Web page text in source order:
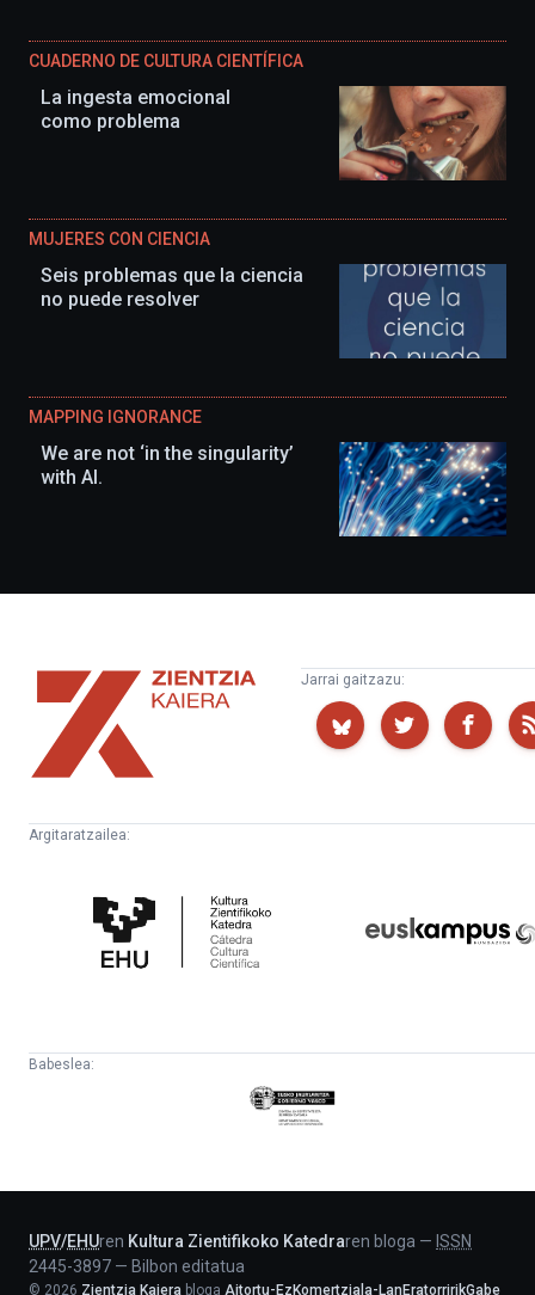
CUADERNO DE CULTURA CIENTÍFICA
La ingesta emocional
como problema
MUJERES CON CIENCIA
Seis problemas que la ciencia
no puede resolver
MAPPING IGNORANCE
We are not ‘in the singularity’
with AI.
Zientzia
Kaiera
Jarrai gaitzazu:
Argitaratzailea:
Zientifikoko
Katedra
Babeslea:
Eusko
Jaurlaritza
UPV/EHUren Kultura Zientifikoko Katedraren bloga — ISSN
2445-3897 — Bilbon editatua
© 2026 Zientzia Kaiera bloga Aitortu-EzKomertziala-LanEratorririkGabe